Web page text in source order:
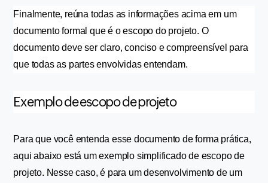
Finalmente, reúna todas as informações acima em um
documento formal que é o escopo do projeto. O
documento deve ser claro, conciso e compreensível para
que todas as partes envolvidas entendam.
Exemplo de escopo de projeto
Para que você entenda esse documento de forma prática,
aqui abaixo está um exemplo simplificado de escopo de
projeto. Nesse caso, é para um desenvolvimento de um